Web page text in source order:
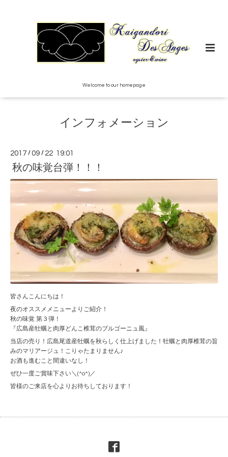
Welcome to our homepage
インフォメーション
2017 /09 / 22 19:01
秋の味覚台弾！！！
皆さんこんにちは！
夜のオススメメニューよりご紹介！
秋の味覚 第３弾！
『広島産牡蠣と肉厚どんこ椎茸のブルゴーニュ風』
当店の売り！広島尾道産牡蠣を秋らしく仕上げました！牡蠣と肉厚椎茸の旨
みのマリアージュ！こりゃたまりません♪
お酒も進むこと間違いなし！
ぜひ一度ご賞味下さい＼(^o^)／
皆様のご来店を心よりお待ちしております！